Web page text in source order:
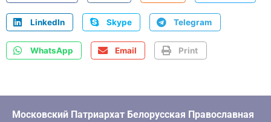
LinkedIn Skype Telegram
WhatsApp Email Print
Московский Патриархат Белорусская Православная